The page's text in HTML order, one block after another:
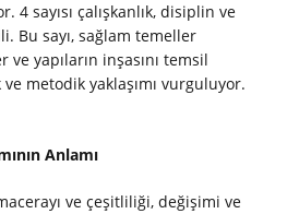
4 sayısı çalışkanlık, disiplin ve
Bu sayı, sağlam temeller
yapıların inşasını temsil
metodik yaklaşımı vurguluyor.
Anlamı
ve çeşitliliği, değişimi ve